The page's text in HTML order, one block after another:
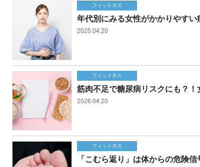
フィットネス
年代別にみる女性がかかりやす
2025.04.20
フィットネス
筋肉不足で糖尿病リスクにも？
2026.04.20
フィットネス
「こむら返り」は体からの危険信